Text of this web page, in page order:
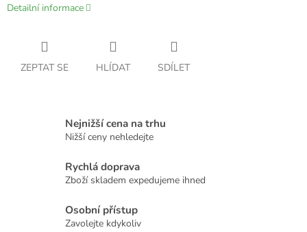
Detailní informace
ZEPTAT SE HLÍDAT SDÍLET
Nejnižší cena na trhu
Nižší ceny nehledejte
Rychlá doprava
Zboží skladem expedujeme ihned
Osobní přístup
Zavolejte kdykoliv